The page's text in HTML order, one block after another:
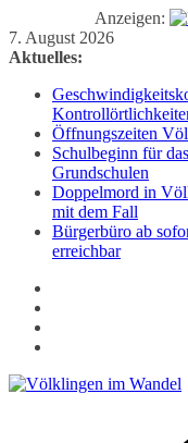
Anzeigen:
Zum
Inhalt
7. August 2026
Aktuelles:
Öffnungszeiten
Schulbeginn für
Grundschulen
Doppelmord in
mit dem Fall
Bürgerbüro ab
erreichbar